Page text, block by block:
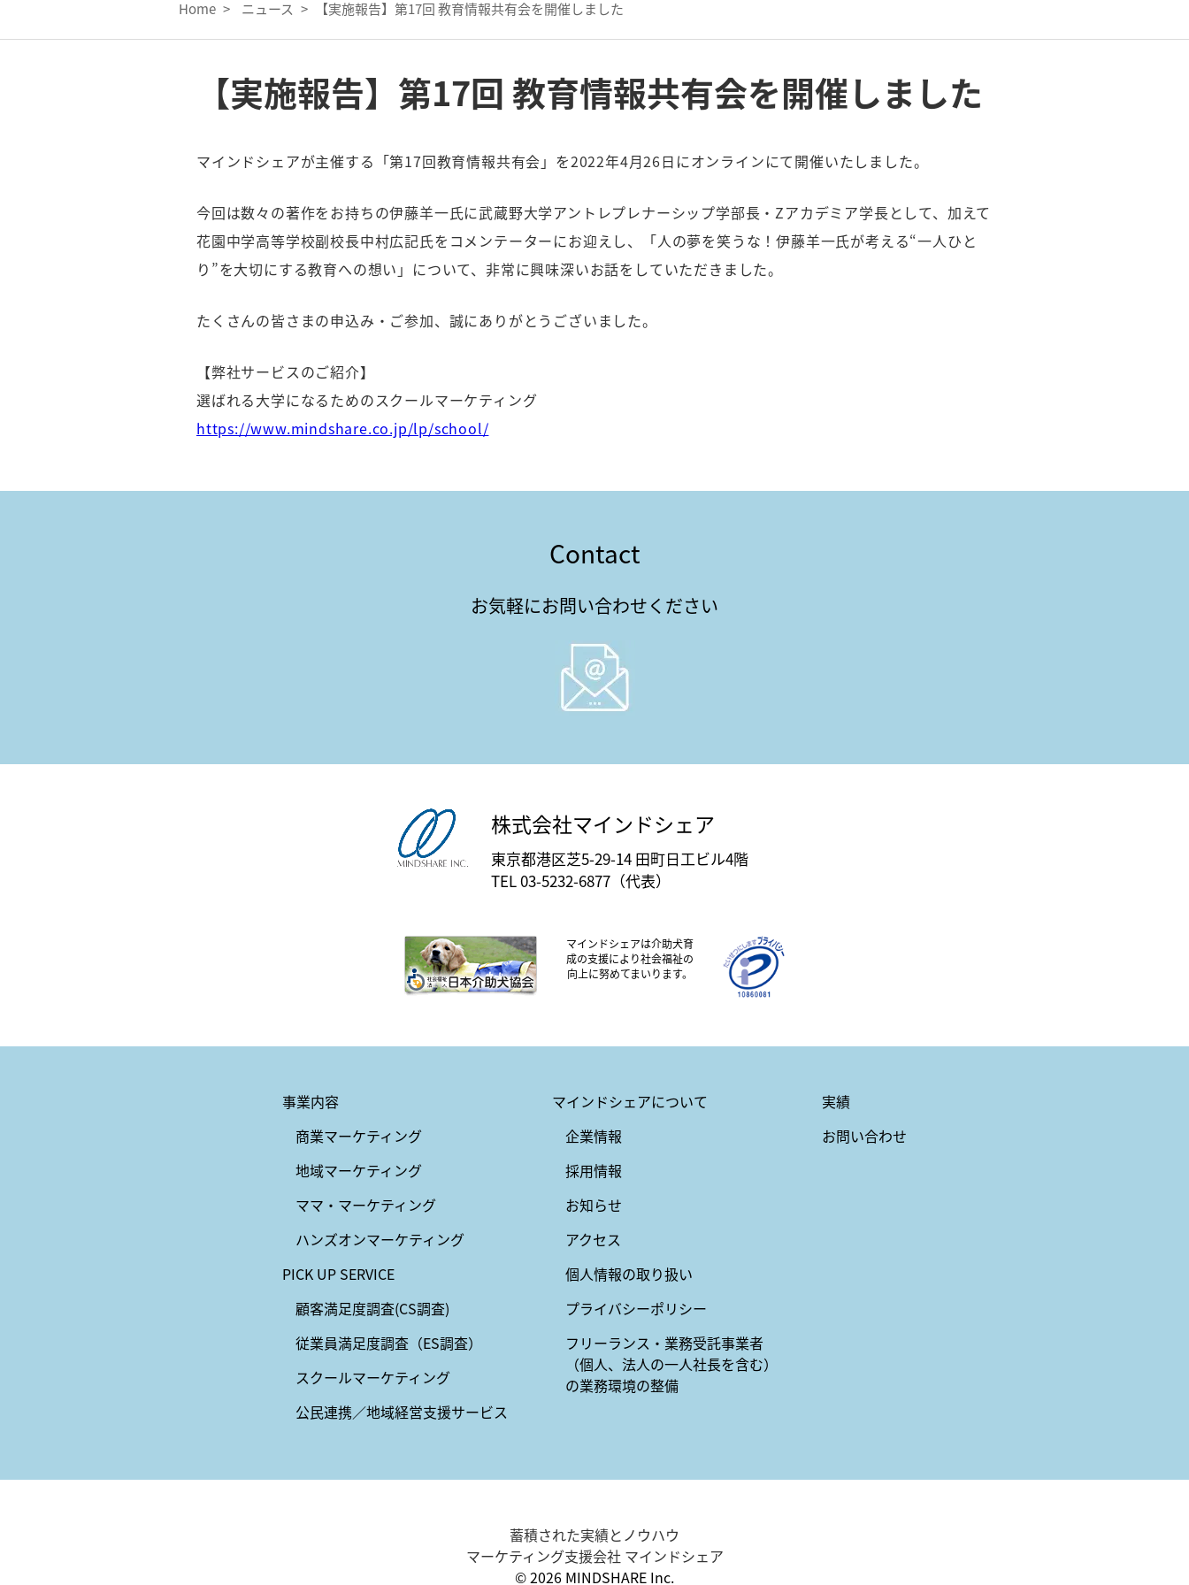
Home > ニュース > 【実施報告】第17回 教育情報共有会を開催しました
【実施報告】第17回 教育情報共有会を開催しました
マインドシェアが主催する「第17回教育情報共有会」を2022年4月26日にオンラインにて開催いたしました。
今回は数々の著作をお持ちの伊藤羊一氏に武蔵野大学アントレプレナーシップ学部長・Zアカデミア学長として、加えて
花園中学高等学校副校長中村広記氏をコメンテーターにお迎えし、「人の夢を笑うな！伊藤羊一氏が考える“一人ひと
り”を大切にする教育への想い」について、非常に興味深いお話をしていただきました。
たくさんの皆さまの申込み・ご参加、誠にありがとうございました。
【弊社サービスのご紹介】
選ばれる大学になるためのスクールマーケティング
https://www.mindshare.co.jp/lp/school/
Contact
お気軽にお問い合わせください
株式会社マインドシェア
東京都港区芝5-29-14 田町日工ビル4階
TEL 03-5232-6877（代表）
マインドシェアは介助犬育
成の支援により社会福祉の
向上に努めてまいります。
事業内容
商業マーケティング
地域マーケティング
ママ・マーケティング
ハンズオンマーケティング
PICK UP SERVICE
顧客満足度調査(CS調査)
従業員満足度調査（ES調査）
スクールマーケティング
公民連携／地域経営支援サービス
マインドシェアについて
企業情報
採用情報
お知らせ
アクセス
個人情報の取り扱い
プライバシーポリシー
フリーランス・業務受託事業者
（個人、法人の一人社長を含む）
の業務環境の整備
実績
お問い合わせ
蓄積された実績とノウハウ
マーケティング支援会社 マインドシェア
© 2026 MINDSHARE Inc.